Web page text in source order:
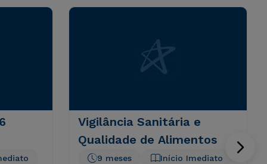
Vigilância Sanitária e
Qualidade de Alimentos
Início Imediato
9 meses